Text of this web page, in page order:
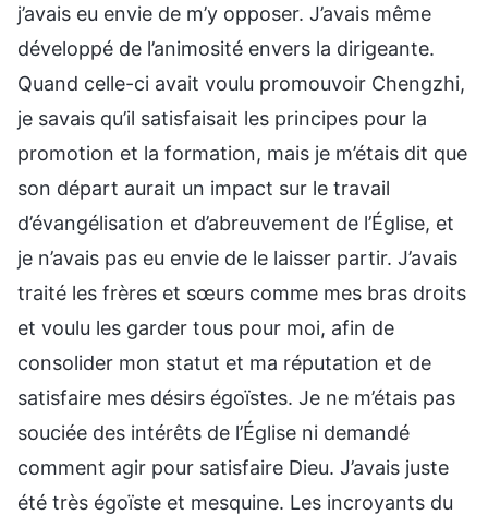
j’avais eu envie de m’y opposer. J’avais même
développé de l’animosité envers la dirigeante.
Quand celle-ci avait voulu promouvoir Chengzhi,
je savais qu’il satisfaisait les principes pour la
promotion et la formation, mais je m’étais dit que
son départ aurait un impact sur le travail
d’évangélisation et d’abreuvement de l’Église, et
je n’avais pas eu envie de le laisser partir. J’avais
traité les frères et sœurs comme mes bras droits
et voulu les garder tous pour moi, afin de
consolider mon statut et ma réputation et de
satisfaire mes désirs égoïstes. Je ne m’étais pas
souciée des intérêts de l’Église ni demandé
comment agir pour satisfaire Dieu. J’avais juste
été très égoïste et mesquine. Les incroyants du